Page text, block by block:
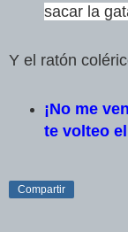
sacar la
Y el ratón
¡No me
te volteo
Compartir